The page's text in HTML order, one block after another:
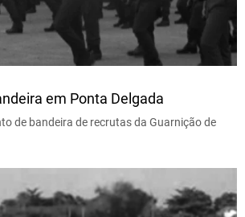
em Ponta Delgada
de bandeira de recrutas da Guarnição de